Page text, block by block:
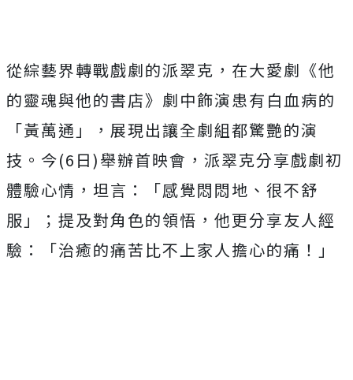
從綜藝界轉戰戲劇的派翠克，在大愛劇《他
的靈魂與他的書店》劇中飾演患有白血病的
「黃萬通」，展現出讓全劇組都驚艷的演
技。今(6 日)舉辦首映會，派翠克分享戲劇初
體驗心情，坦言：「感覺悶悶地、很不舒
服」；提及對角色的領悟，他更分享友人經
驗：「治癒的痛苦比不上家人擔心的痛！」